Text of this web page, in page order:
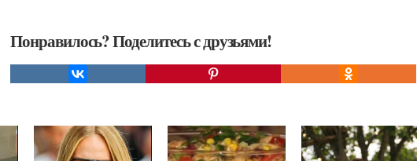
Понравилось? Поделитесь с друзьями!